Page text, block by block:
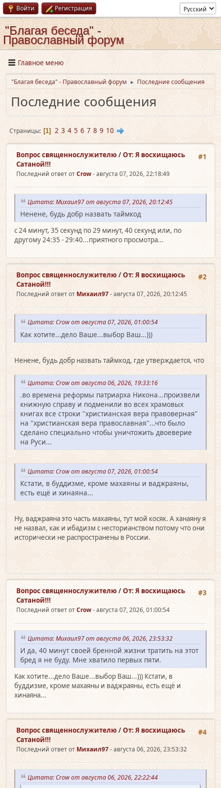
Войти Регистрация
"Благая беседа" -
Православный форум
Главное меню
"Благая беседа" - Православный форум ► Последние сообщения
Последние сообщения
Страницы 1 2 3 4 5 6 7 8 9 10
#1
Вопрос священно­служителю /От: Я восхищаюсь
Сатаной!!!
Последний ответ отCrow- августа 07, 2026, 22:18:49
Цитата: Михаил97 от августа 07, 2026, 20:12:45
Ненене, будь добр назвать таймкод
с 24 минут, 35 секунд по 29 минут, 40 секунд или, по
другому 24:35 - 29:40...приятного просмотра...
#2
Вопрос священно­служителю /От: Я восхищаюсь
Сатаной!!!
Последний ответ от Михаил97- августа 07, 2026, 20:12:45
Цитата: Crow от августа 07, 2026, 01:00:54
Как хотите...дело Ваше...выбор Ваш...)))
Ненене, будь добр назвать таймкод, где утверждается, что
Цитата: Crow от августа 06, 2026, 19:33:16
.во времена реформы патриарха Никона...произвели
книжную справу и подменили во всех храмовых
книгах все строки "христианская вера правоверная"
на "христианская вера православная"...что было
сделано специально чтобы уничтожить двоеверие
на Руси...
Цитата: Crow от августа 07, 2026, 01:00:54
Кстати, в буддизме, кроме махаяны и ваджраяны,
есть ещё и хинаяна...
Ну, ваджраяна это часть махаяны, тут мой косяк. А ханаяну я
не назвал, как и ибадизм с несторианством потому что они
исторически не распространены в России.
#3
Вопрос священно­служителю /От: Я восхищаюсь
Сатаной!!!
Последний ответ отCrow- августа 07, 2026, 01:00:54
Цитата: Михаил97 от августа 06, 2026, 23:53:32
И да, 40 минут своей бренной жизни тратить на этот
бред я не буду. Мне хватило первых пяти.
Как хотите...дело Ваше...выбор Ваш...))) Кстати, в
буддизме, кроме махаяны и ваджраяны, есть ещё и
хинаяна...
#4
Вопрос священно­служителю /От: Я восхищаюсь
Сатаной!!!
Последний ответ от Михаил97- августа 06, 2026, 23:53:32
Цитата: Crow от августа 06, 2026, 22:22:44